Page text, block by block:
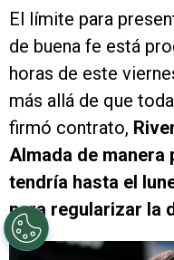
El límite para
de buena fe está
horas de este
más allá de que
firmó contrato,
Almada de manera
tendría hasta el
para regularizar la